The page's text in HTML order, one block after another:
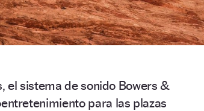
el sistema de sonido Bowers &
para las plazas